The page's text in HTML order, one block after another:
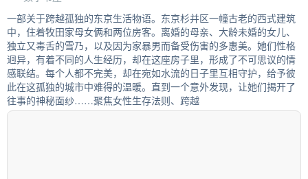
一部关于跨越孤独的东京生活物语。东京杉并区一幢古老的西式建筑
中，住着牧田家母女俩和两位房客。离婚的母亲、大龄未婚的女儿、
独立又毒舌的雪乃，以及因为家暴男而备受伤害的多惠美。她们性格
迥异，有着不同的人生经历，却在这座房子里，形成了不可思议的情
感联结。每个人都不完美，却在宛如水流的日子里互相守护，给予彼
此在这孤独的城市中难得的温暖。直到一个意外发现，让她们揭开了
往事的神秘面纱……聚焦女性生存法则、跨越